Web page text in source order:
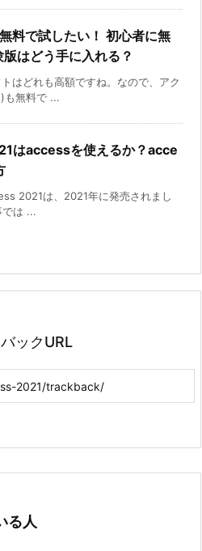
料で試したい！ 初心者に無
はどう手に入れる？
はどれも高額ですね。なので、アク
も無料で ...
はaccessを使えるか？acce
2021は、2021年に発売されまし
では ...
ックURL
る人